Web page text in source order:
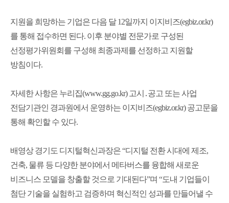
지원을 희망하는 기업은 다음 달 12일까지 이지비즈(egbiz.or.kr)
를 통해 접수하면 된다. 이후 분야별 전문가로 구성된
선정평가위원회를 구성해 최종과제를 선정하고 지원할
방침이다.
자세한 사항은 누리집(www.gg.go.kr) 고시․공고 또는 사업
전담기관인 경과원에서 운영하는 이지비즈(egbiz.or.kr) 공고문을
통해 확인할 수 있다.
배영상 경기도 디지털혁신과장은 “디지털 전환 시대에 제조,
건축, 물류 등 다양한 분야에서 메타버스를 융합해 새로운
비즈니스 모델을 창출할 것으로 기대된다”며 “도내 기업들이
첨단 기술을 실험하고 검증하며 혁신적인 성과를 만들어낼 수